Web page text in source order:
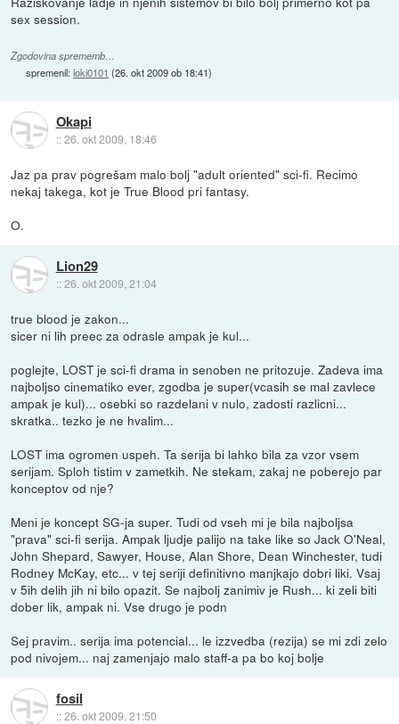
sex session.
Zgodovina sprememb…
spremenil:loki0101 (26. okt 2009 ob 18:41)
Okapi
::26. okt 2009, 18:46
Jaz pa prav pogrešam malo bolj "adult oriented" sci-fi. Recimo
nekaj takega, kot je True Blood pri fantasy.
O.
Lion29
::26. okt 2009, 21:04
true blood je zakon...
sicer ni lih preec za odrasle ampak je kul...
poglejte, LOST je sci-fi drama in senoben ne pritozuje. Zadeva ima
najboljso cinematiko ever, zgodba je super(vcasih se mal zavlece
ampak je kul)... osebki so razdelani v nulo, zadosti razlicni...
skratka.. tezko je ne hvalim...
LOST ima ogromen uspeh. Ta serija bi lahko bila za vzor vsem
serijam. Sploh tistim v zametkih. Ne stekam, zakaj ne poberejo par
konceptov od nje?
Meni je koncept SG-ja super. Tudi od vseh mi je bila najboljsa
"prava" sci-fi serija. Ampak ljudje palijo na take like so Jack O'Neal,
John Shepard, Sawyer, House, Alan Shore, Dean Winchester, tudi
Rodney McKay, etc... v tej seriji definitivno manjkajo dobri liki. Vsaj
v 5ih delih jih ni bilo opazit. Se najbolj zanimiv je Rush... ki zeli biti
dober lik, ampak ni. Vse drugo je podn
Sej pravim.. serija ima potencial... le izzvedba (rezija) se mi zdi zelo
pod nivojem... naj zamenjajo malo staff-a pa bo koj bolje
fosil
::26. okt 2009, 21:50